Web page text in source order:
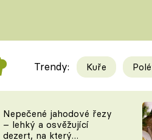
Videorecepty
TEĎ VAŘÍ ŠÉF!
Trendy: Kuře
Nepečené jahodové řezy
– lehký a osvěžující
dezert, na který